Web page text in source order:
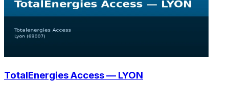
TotalEnergies Access — LYON